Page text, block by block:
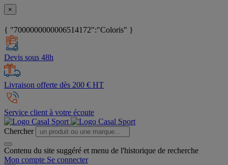
×
{ "7000000000006514172":"Coloris" }
Devis sous 48h
Livraison offerte dès 200 € HT
Service client à votre écoute
Chercher
Contenu du site suggéré et menu de l'historique de recherche
Mon compte Se connecter